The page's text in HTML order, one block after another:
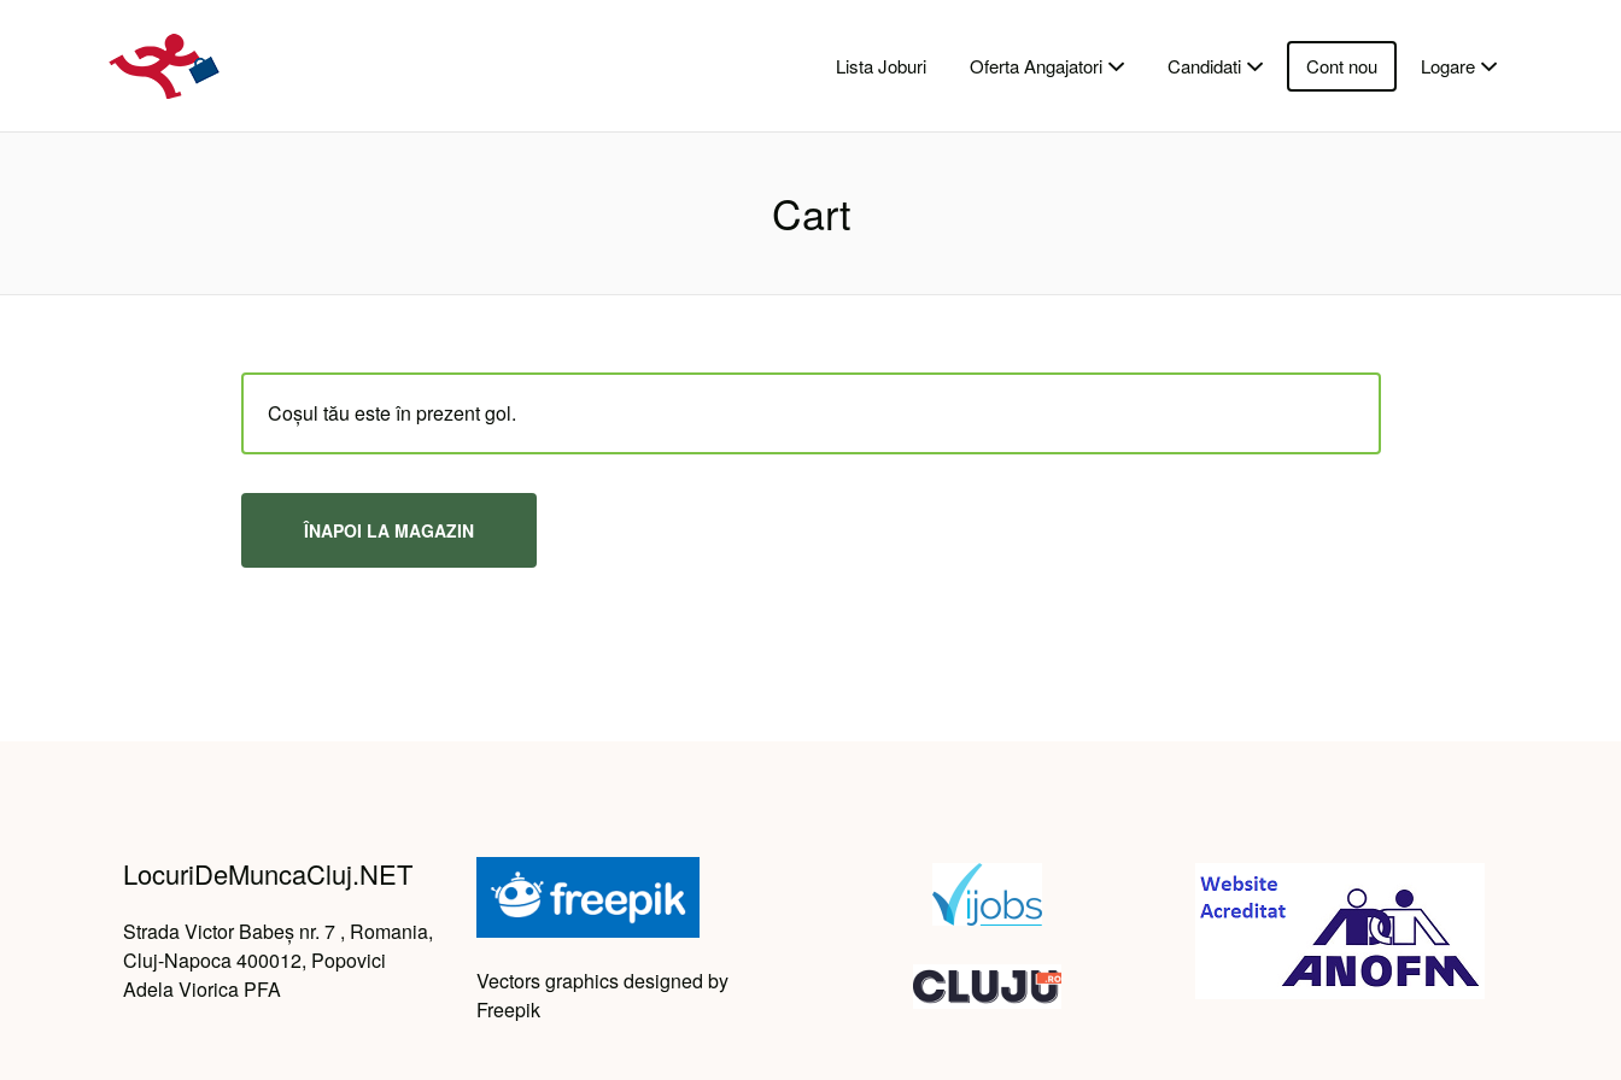
Lista Joburi Oferta Angajatori Candidati Cont nou Logare
Cart
Coșul tău este în prezent gol.
ÎNAPOI LA MAGAZIN
LocuriDeMuncaCluj.NET
Strada Victor Babeș nr. 7 , Romania,
Cluj-Napoca 400012, Popovici
Adela Viorica PFA
Vectors graphics designed by
Freepik